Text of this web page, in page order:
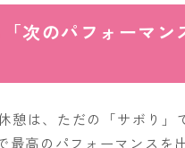
次のパフォーマン
憩は、ただの「サボり」
最高のパフォーマンスを